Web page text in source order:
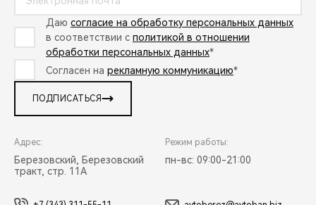
Даю согласие на обработку персональных данных
в соответствии с политикой в отношении
обработки персональных данных*
Согласен на рекламную коммуникацию*
ПОДПИСАТЬСЯ
Адрес:
Березовский, Березовский
тракт, стр. 11А
Режим работы:
пн-вс: 09:00-21:00